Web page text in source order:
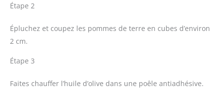
Étape 2
Épluchez et coupez les pommes de terre en cubes d’environ
2 cm.
Étape 3
Faites chauffer l’huile d’olive dans une poêle antiadhésive.